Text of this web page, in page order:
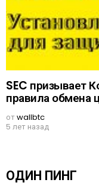
SEC призывает
правила обмена
отwallbtc
5 лет назад
ОДИН ПИНГ